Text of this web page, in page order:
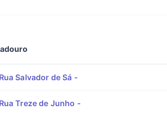
Salvador de Sá -
Treze de Junho -